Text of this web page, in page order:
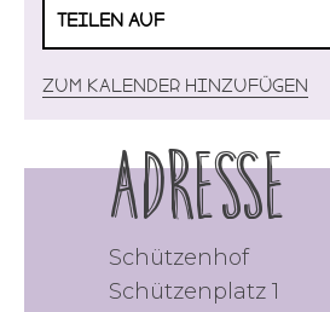
TEILEN AUF
Zum Kalender hinzufügen
Adresse
Schützenhof
Schützenplatz 1